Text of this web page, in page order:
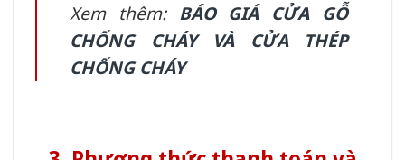
Xem thêm: BÁO GIÁ CỬA GỖ
CHỐNG CHÁY VÀ CỬA THÉP
CHỐNG CHÁY